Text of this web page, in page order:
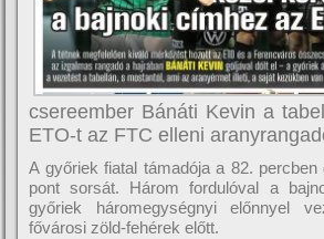
csereember Bánáti Kevin a
ETO-t az FTC elleni
A győriek fiatal támadója a 82. percben
pont sorsát. Három fordulóval a
győriek háromegységnyi előnnyel
fővárosi zöld-fehérek előtt.